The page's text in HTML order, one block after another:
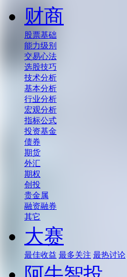
财商
股票基础
能力级别
交易心法
选股技巧
技术分析
基本分析
行业分析
宏观分析
指标公式
投资基金
债券
期货
外汇
期权
创投
贵金属
融资融券
其它
大赛
最佳收益 最多关注 最热讨论